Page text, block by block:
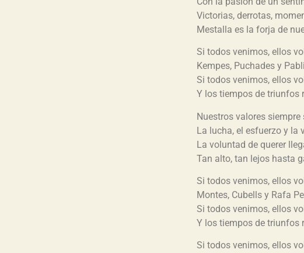
Victorias, derrotas,
Mestalla es la forja de
Si todos venimos, ellos
Kempes, Puchades y
Si todos venimos, ellos
Y los tiempos de triunfos
Nuestros valores siempre
La lucha, el esfuerzo y la
La voluntad de querer
Tan alto, tan lejos hasta
Si todos venimos, ellos
Montes, Cubells y Rafa
Si todos venimos, ellos
Y los tiempos de triunfos
Si todos venimos, ellos